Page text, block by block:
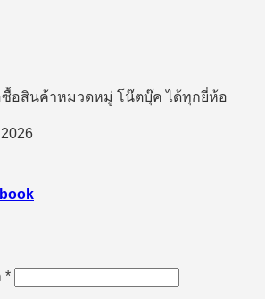
ซื้อสินค้าหมวดหมู่ โน๊ตบุ๊ค ได้ทุกยี่ห้อ
*ต้องการ